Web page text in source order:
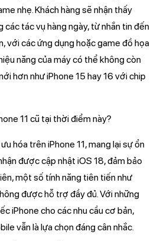
nhẹ. Khách hàng sẽ nhận thấy
các tác vụ hàng ngày, từ nhắn tin đến
với các ứng dụng hoặc game đồ họa
năng của máy có thể không còn
hơn như iPhone 15 hay 16 với chip
hóa trên iPhone 11, mang lại sự ổn
được cập nhật iOS 18, đảm bảo
một số tính năng tiên tiến như
được hỗ trợ đầy đủ. Với những
iPhone cho các nhu cầu cơ bản,
vẫn là lựa chọn đáng cân nhắc.